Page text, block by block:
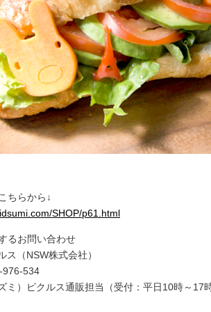
ちらから↓
SHOP/p61.html
るお問い合わせ
ス（NSW株式会社）
976-534
ミ）ピクルス通販担当（受付：平日10時～17